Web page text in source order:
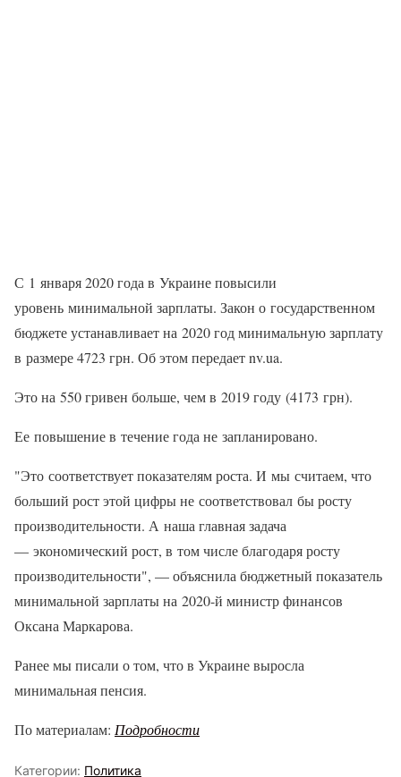
С 1 января 2020 года в Украине повысили
уровень минимальной зарплаты. Закон о государственном
бюджете устанавливает на 2020 год минимальную зарплату
в размере 4723 грн. Об этом передает nv.ua.
Это на 550 гривен больше, чем в 2019 году (4173 грн).
Ее повышение в течение года не запланировано.
"Это соответствует показателям роста. И мы считаем, что
больший рост этой цифры не соответствовал бы росту
производительности. А наша главная задача
— экономический рост, в том числе благодаря росту
производительности", — объяснила бюджетный показатель
минимальной зарплаты на 2020-й министр финансов
Оксана Маркарова.
Ранее мы писали о том, что в Украине выросла
минимальная пенсия.
По материалам: Подробности
Категории: Политика